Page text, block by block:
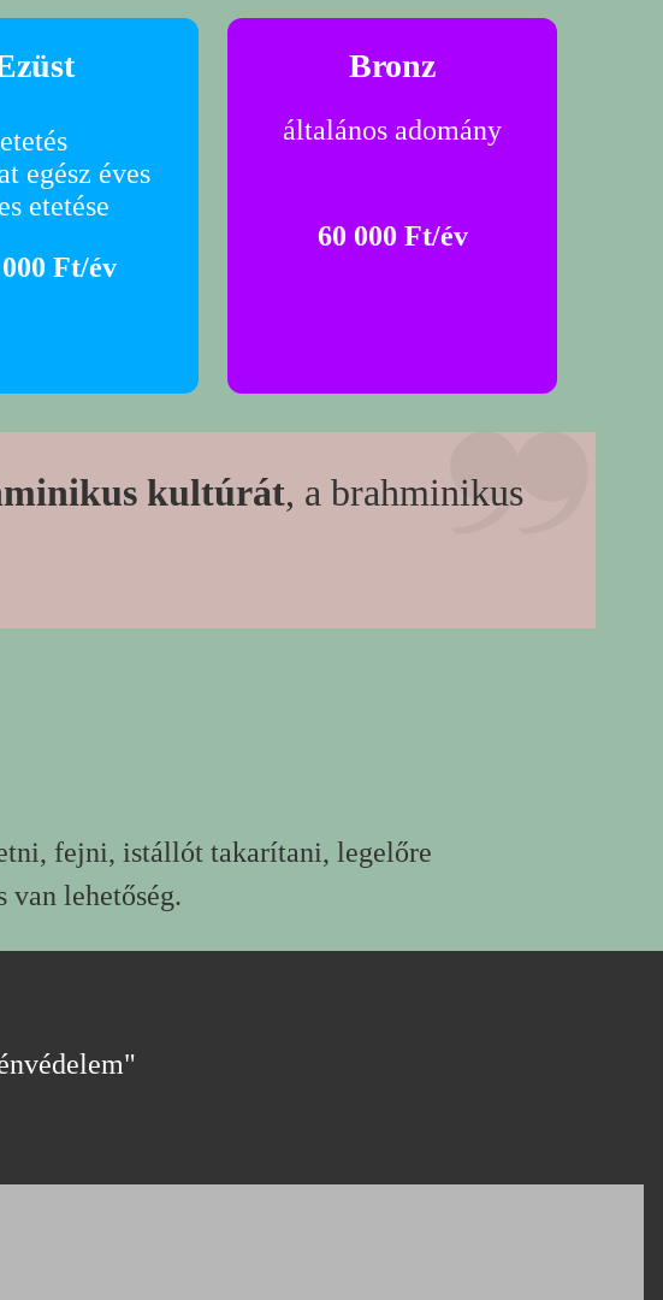
etetés
egész éves
etetése
Ft/év
Bronz
általános adomány
60 000 Ft/év
kultúrát, a brahminikus
fejni, istállót takarítani, legelőre
lehetőség.